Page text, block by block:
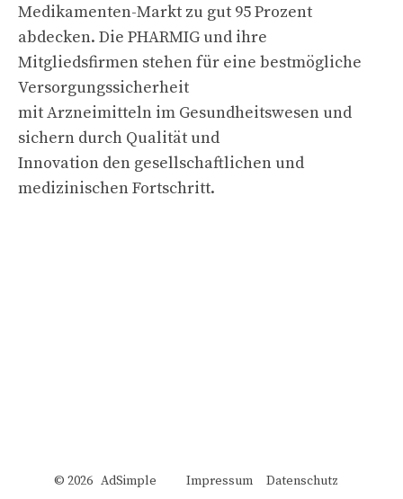
Medikamenten-Markt zu gut 95 Prozent
abdecken. Die PHARMIG und ihre
Mitgliedsfirmen stehen für eine bestmögliche
Versorgungssicherheit
mit Arzneimitteln im Gesundheitswesen und
sichern durch Qualität und
Innovation den gesellschaftlichen und
medizinischen Fortschritt.
© 2026 AdSimple Impressum Datenschutz